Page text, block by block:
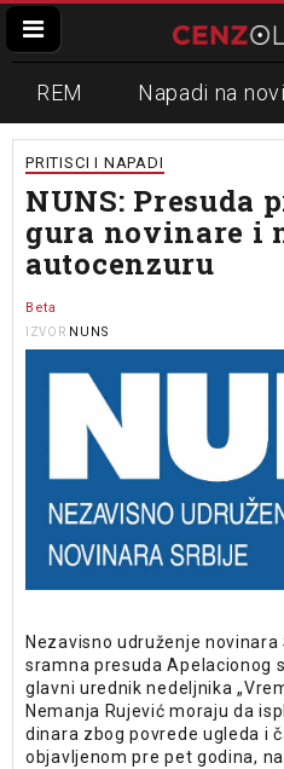
REM Napadi na
Zvučni top
Propaganda
Informer Slavko
PRITISCI I NAPADI
NUNS: Presuda
gura novinare i
autocenzuru
Beta
IZVOR NUNS
Nezavisno udruženje
sramna presuda Apelacionog
glavni urednik nedeljnika
Nemanja Rujević moraju da
dinara zbog povrede ugleda i
objavljenom pre pet godina,